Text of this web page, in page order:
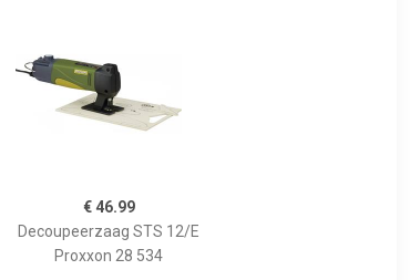
€ 46.99
Decoupeerzaag STS 12/E
Proxxon 28 534